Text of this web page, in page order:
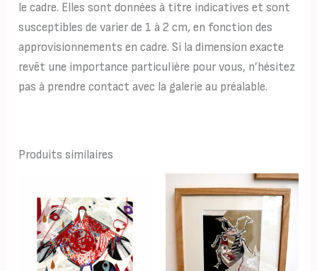
le cadre. Elles sont données à titre indicatives et sont
susceptibles de varier de 1 à 2 cm, en fonction des
approvisionnements en cadre. Si la dimension exacte
revêt une importance particulière pour vous, n’hésitez
pas à prendre contact avec la galerie au préalable.
Produits similaires